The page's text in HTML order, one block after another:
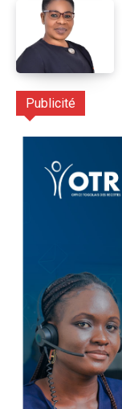
Publicité